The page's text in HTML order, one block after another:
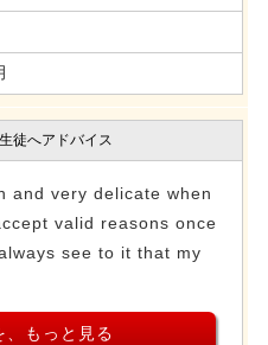
徒へアドバイス
and very delicate when
valid reasons once
see to it that my
、もっと見る